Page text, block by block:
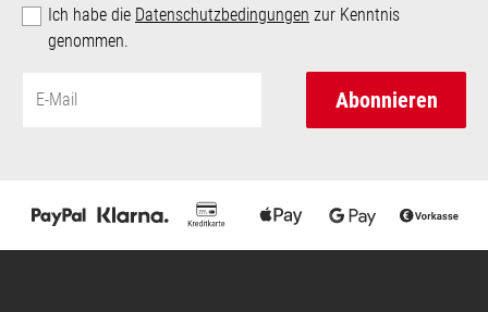
Ich habe die Datenschutzbedingungen zur Kenntnis
genommen.
Abonnieren